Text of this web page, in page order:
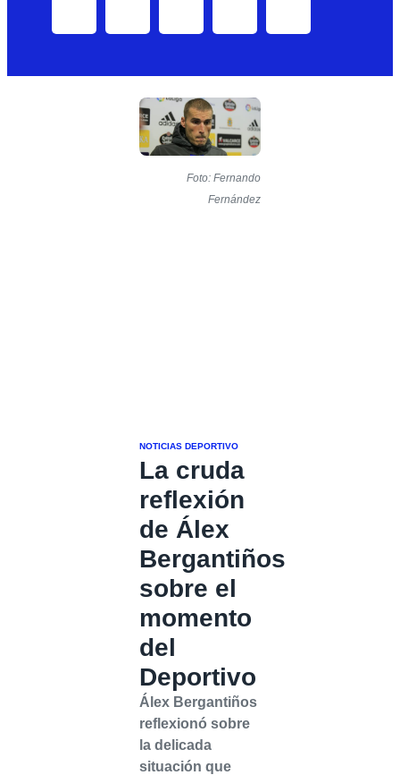
Foto: Fernando
Fernández
NOTICIAS DEPORTIVO
La cruda
reflexión
de Álex
Bergantiños
sobre el
momento
del
Deportivo
Álex Bergantiños
reflexionó sobre
la delicada
situación que